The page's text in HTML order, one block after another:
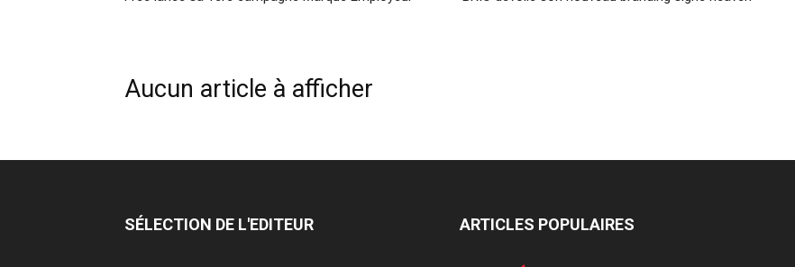
Aucun article à afficher
SÉLECTION DE L'EDITEUR ARTICLES POPULAIRES